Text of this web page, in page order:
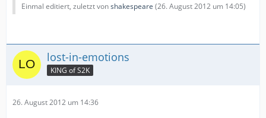
Einmal editiert, zuletzt vonshakespeare (26. August 2012 um 14:05)
lost-in-emotions
KING of S2K
26. August 2012 um 14:36